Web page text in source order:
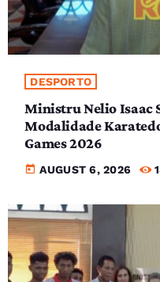
DESPORTO
Ministru Nelio Isaac
Modalidade
Games 2026
today AUGUST 6, 2026